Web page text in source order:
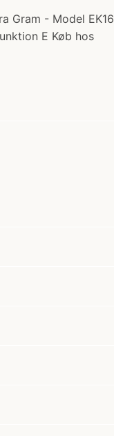
Gram - Model
E Køb hos